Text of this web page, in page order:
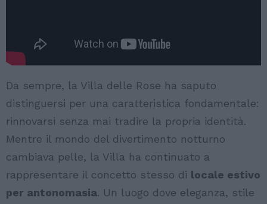
Da sempre, la Villa delle Rose ha saputo
distinguersi per una caratteristica fondamentale:
rinnovarsi senza mai tradire la propria identità.
Mentre il mondo del divertimento notturno
cambiava pelle, la Villa ha continuato a
rappresentare il concetto stesso di locale estivo
per antonomasia. Un luogo dove eleganza, stile